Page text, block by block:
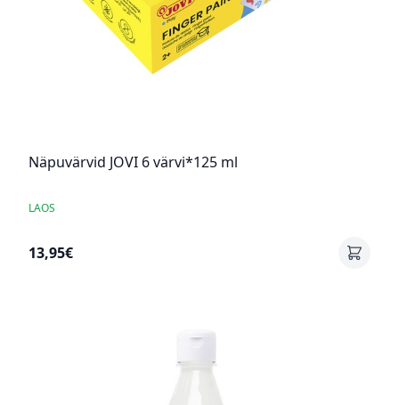
Näpuvärvid JOVI 6 värvi*125 ml
LAOS
13,95€